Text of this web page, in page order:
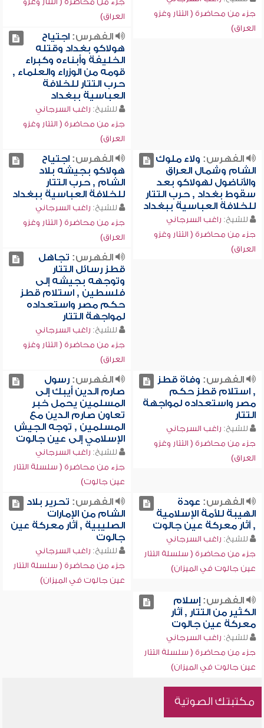
جزء من محاضرة ( التتار وغزو
العراق)
العراق)
الفهرس:اجتياح
هولاكو بغداد وقتله
الخليفة وأبناءه وكبراء
قومه من الوزراء والعلماء ,
حرب التتار للخلافة
العباسية ببغداد
للشيخ: راغب السرجاني
جزء من محاضرة ( التتار وغزو
العراق)
الفهرس: ولاء ملوك
الشام وشمال العراق
والأناضول لهولاكو بعد
سقوط بغداد , حرب التتار
للخلافة العباسية ببغداد
للشيخ: راغب السرجاني
جزء من محاضرة ( التتار وغزو
العراق)
الفهرس:اجتياح
هولاكو بجيشه بلاد
الشام , حرب التتار
للخلافة العباسية ببغداد
للشيخ: راغب السرجاني
جزء من محاضرة ( التتار وغزو
العراق)
الفهرس: تجاهل
قطز رسائل التتار
وتوجهه بجيشه إلى
فلسطين , استلام قطز
حكم مصر واستعداده
لمواجهة التتار
للشيخ: راغب السرجاني
جزء من محاضرة ( التتار وغزو
العراق)
الفهرس: وفاة قطز
, استلام قطز حكم
مصر واستعداده لمواجهة
التتار
للشيخ: راغب السرجاني
جزء من محاضرة ( التتار وغزو
العراق)
الفهرس:رسول
صارم الدين أيبك إلى
المسلمين يحمل خبر
تعاون صارم الدين مع
المسلمين , توجه الجيش
الإسلامي إلى عين جالوت
للشيخ: راغب السرجاني
جزء من محاضرة ( سلسلة التتار
عين جالوت)
الفهرس: عودة
الهيبة للأمة الإسلامية
, آثار معركة عين جالوت
للشيخ: راغب السرجاني
جزء من محاضرة ( سلسلة التتار
عين جالوت في الميزان)
الفهرس: تحرير بلاد
الشام من الإمارات
الصليبية , آثار معركة عين
جالوت
للشيخ: راغب السرجاني
جزء من محاضرة ( سلسلة التتار
عين جالوت في الميزان)
الفهرس:إسلام
الكثير من التتار , آثار
معركة عين جالوت
للشيخ: راغب السرجاني
جزء من محاضرة ( سلسلة التتار
عين جالوت في الميزان)
مكتبتك الصوتية